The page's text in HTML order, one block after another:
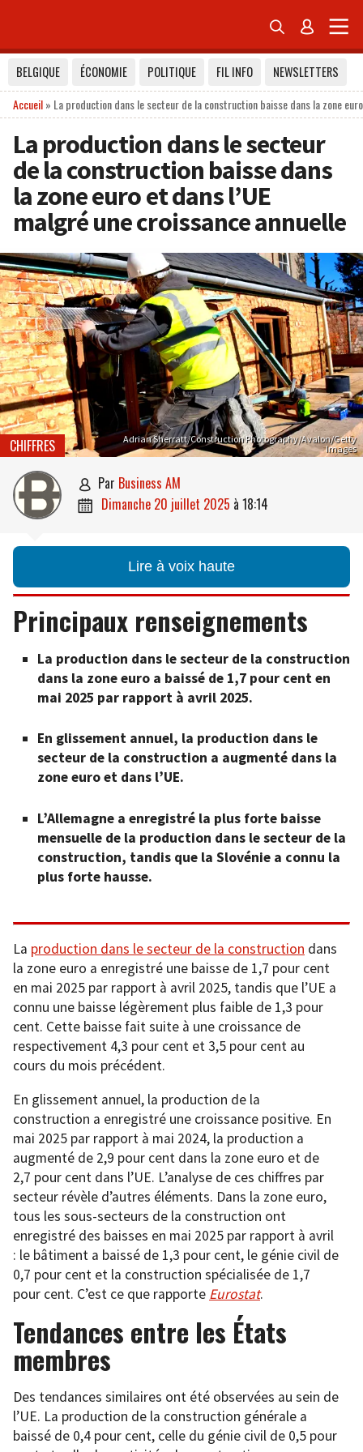
 
BELGIQUE ÉCONOMIE POLITIQUE FIL INFO
NEWSLETTERS
Accueil» La production dans le secteur de la construction baisse dans la zone
La production dans le secteur
de la construction baisse dans
la zone euro et dans l’UE
malgré une croissance annuelle
Adrian Sherratt/Construction Photography/Avalon/Getty
Images
CHIFFRES
 par Business AM
 dimanche 20 juillet 2025 à 18:14
Lire à voix haute
Principaux renseignements
La production dans le secteur de la construction
dans la zone euro a baissé de 1,7 pour cent en
mai 2025 par rapport à avril 2025.
En glissement annuel, la production dans le
secteur de la construction a augmenté dans la
zone euro et dans l’UE.
L’Allemagne a enregistré la plus forte baisse
mensuelle de la production dans le secteur de la
construction, tandis que la Slovénie a connu la
plus forte hausse.
La production dans le secteur de la construction dans
la zone euro a enregistré une baisse de 1,7 pour cent
en mai 2025 par rapport à avril 2025, tandis que l’UE a
connu une baisse légèrement plus faible de 1,3 pour
cent. Cette baisse fait suite à une croissance de
respectivement 4,3 pour cent et 3,5 pour cent au
cours du mois précédent.
En glissement annuel, la production de la
construction a enregistré une croissance positive. En
mai 2025 par rapport à mai 2024, la production a
augmenté de 2,9 pour cent dans la zone euro et de
2,7 pour cent dans l’UE. L’analyse de ces chiffres par
secteur révèle d’autres éléments. Dans la zone euro,
tous les sous-secteurs de la construction ont
enregistré des baisses en mai 2025 par rapport à avril
: le bâtiment a baissé de 1,3 pour cent, le génie civil de
0,7 pour cent et la construction spécialisée de 1,7
pour cent. C’est ce que rapporte Eurostat.
Tendances entre les États
membres
Des tendances similaires ont été observées au sein de
l’UE. La production de la construction générale a
baissé de 0,4 pour cent, celle du génie civil de 0,5 pour